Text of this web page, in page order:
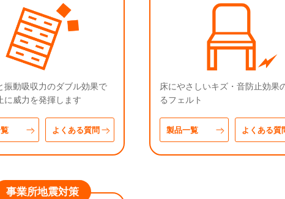
振動吸収力のダブル効果で
に威力を発揮します
よくある質問
床にやさしいキズ・音防止効果
るフェルト
製品一覧 よくある質
事業所地震対策